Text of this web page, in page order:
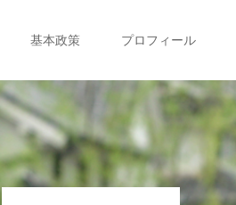
基本政策 プロフィール